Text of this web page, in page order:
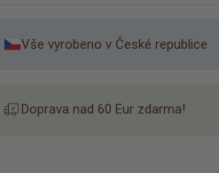
Vše vyrobeno v České republice
Doprava nad 60 Eur zdarma!